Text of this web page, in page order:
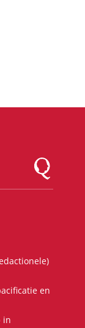
Logo
en
in